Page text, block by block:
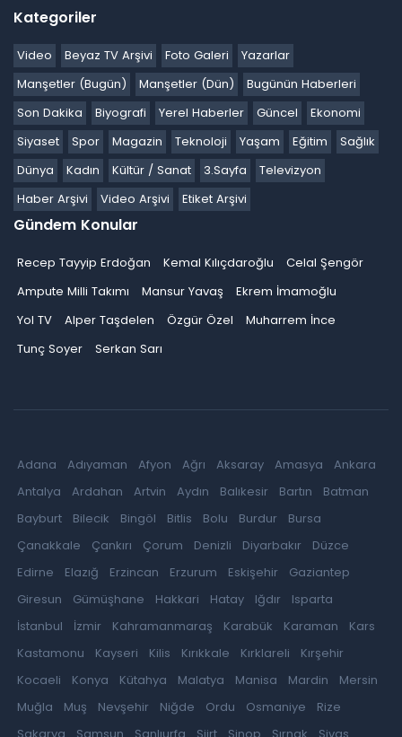
Kategoriler
Video Beyaz TV Arşivi Foto Galeri
Yazarlar
Manşetler (Bugün)
Manşetler (Dün)
Bugünün Haberleri
Son Dakika
Biyografi Yerel Haberler Güncel
Ekonomi
Siyaset
Spor Magazin Teknoloji Yaşam Eğitim
Sağlık
Dünya
Kadın Kültür / Sanat 3.Sayfa
Televizyon
Haber Arşivi
Video Arşivi Etiket Arşivi
Gündem Konular
Recep Tayyip Erdoğan Kemal Kılıçdaroğlu
Celal Şengör
Ampute Milli Takımı
Mansur Yavaş
Ekrem İmamoğlu
Yol TV
Alper Taşdelen Özgür Özel
Muharrem İnce
Tunç Soyer
Serkan Sarı
Adana Adıyaman Afyon Ağrı Aksaray Amasya
Ankara
Antalya
Ardahan Artvin Aydın Balıkesir Bartın
Batman
Bayburt
Bilecik Bingöl Bitlis Bolu Burdur
Bursa
Çanakkale
Çankırı Çorum Denizli Diyarbakır
Düzce
Edirne
Elazığ Erzincan Erzurum Eskişehir
Gaziantep
Giresun
Gümüşhane Hakkari Hatay Iğdır
Isparta
İstanbul
İzmir Kahramanmaraş Karabük Karaman
Kars
Kastamonu
Kayseri Kilis Kırıkkale Kırklareli
Kırşehir
Kocaeli
Konya Kütahya Malatya Manisa Mardin
Mersin
Muğla
Muş Nevşehir Niğde Ordu Osmaniye
Rize